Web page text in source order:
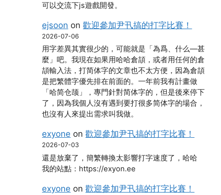
可以交流下js遊戲開發。
ejsoon on歡迎參加尹卂搞的打字比賽！
2026-07-06
用字差異其實很少的，可能就是「為爲、什么―甚
麼」吧。我現在如果用哈哈倉頡，或者用任何的倉
頡輸入法，打简体字的文章也不太方便，因為倉頡
是把繁體字優先排在前面的。一年前我有計畫做
「哈简仓颉」，專門針對简体字的，但是後來停下
了，因為我個人沒有遇到要打很多简体字的場合，
也沒有人來提出需求叫我做。
exyone on歡迎參加尹卂搞的打字比賽！
2026-07-03
還是放棄了，簡繁轉換太影響打字速度了，哈哈
我的站點：https://exyon.ee
exyone on歡迎參加尹卂搞的打字比賽！